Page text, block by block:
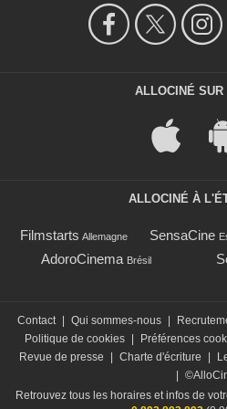
ALLOCINÉ
ALLOCINÉ À
Filmstarts Allemagne SensaCine
AdoroCinema Brésil
Contact Qui sommes-nous
Politique de cookies
Préférences
Revue de presse
Charte d'écriture
Retrouvez tous les horaires et infos de